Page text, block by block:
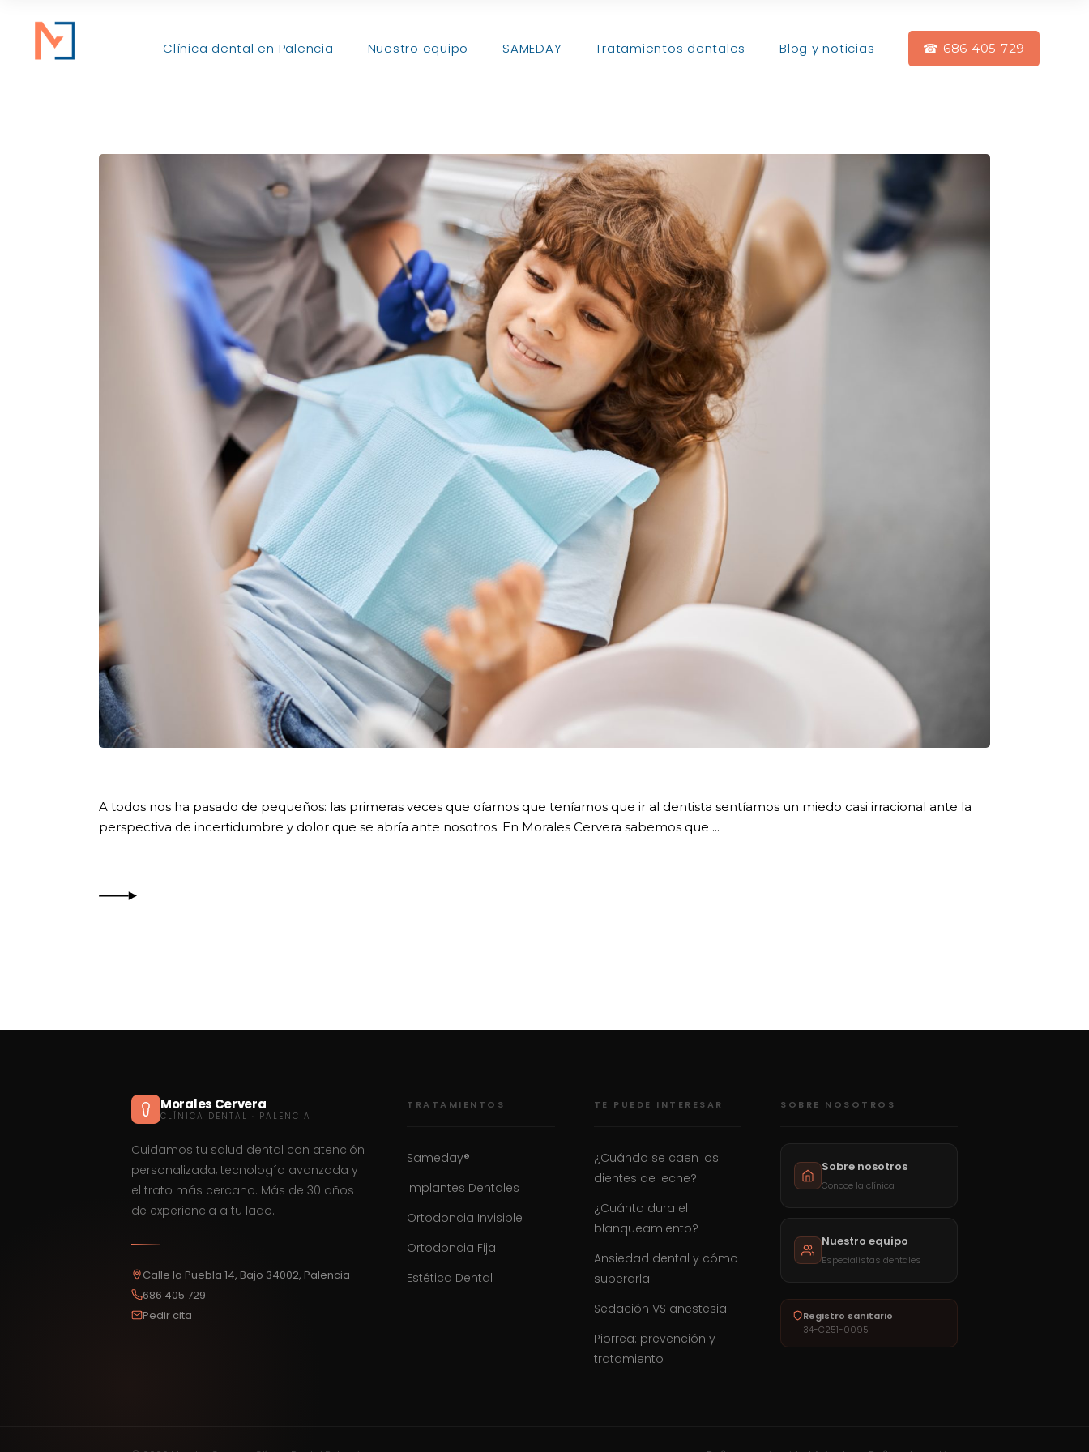
Clínica dental en Palencia Nuestro equipo SAMEDAY Tratamientos dentales Blog y noticias ☎ 686 405 729
A todos nos ha pasado de pequeños: las primeras veces que oíamos que teníamos que ir al dentista sentíamos un miedo casi irracional ante la
perspectiva de incertidumbre y dolor que se abría ante nosotros. En Morales Cervera sabemos que
Morales Cervera
CLÍNICA DENTAL · PALENCIA
Cuidamos tu salud dental con atención
personalizada, tecnología avanzada y
el trato más cercano. Más de 30 años
de experiencia a tu lado.
Calle la Puebla 14, Bajo 34002, Palencia
686 405 729
Pedir cita
TRATAMIENTOS
Sameday®
Implantes Dentales
Ortodoncia Invisible
Ortodoncia Fija
Estética Dental
TE PUEDE INTERESAR
¿Cuándo se caen los
dientes de leche?
¿Cuánto dura el
blanqueamiento?
Ansiedad dental y cómo
superarla
Sedación VS anestesia
Piorrea: prevención y
tratamiento
SOBRE NOSOTROS
Sobre nosotros
Conoce la clínica
Nuestro equipo
Especialistas dentales
Registro sanitario
34-C251-0095